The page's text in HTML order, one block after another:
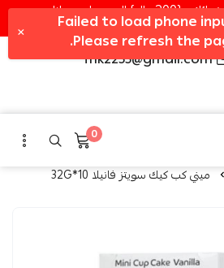
عرض التوصيل عند شرائك بـ{200ريال} التوصيل مجانا
كل اسبوع اصناف جديدة
fhk2255@gmail.com
0
ميني كب كيك سويتز فانيلا 10*32G